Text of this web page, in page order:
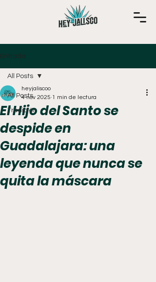
Entrada
All Posts
Tradición
All Posts
El Hijo del Santo se
despide en
Guadalajara: una
leyenda que nunca se
quita la máscara
heyjaliscoo
4 nov 2025 1 min de lectura